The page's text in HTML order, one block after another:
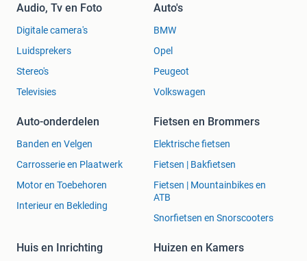
Audio, Tv en Foto
Digitale camera's
Luidsprekers
Stereo's
Televisies
Auto's
BMW
Opel
Peugeot
Volkswagen
Auto-onderdelen
Banden en Velgen
Carrosserie en Plaatwerk
Motor en Toebehoren
Interieur en Bekleding
Fietsen en Brommers
Elektrische fietsen
Fietsen | Bakfietsen
Fietsen | Mountainbikes en
ATB
Snorfietsen en Snorscooters
Huis en Inrichting Huizen en Kamers